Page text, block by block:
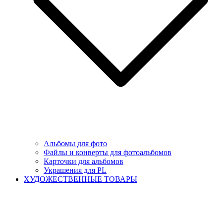
Альбомы для фото
Файлы и конверты для фотоальбомов
Карточки для альбомов
Украшения для PL
ХУДОЖЕСТВЕННЫЕ ТОВАРЫ